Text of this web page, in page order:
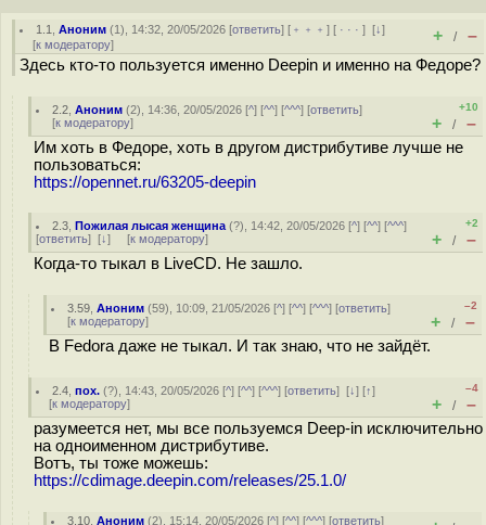
1.1 ,Аноним (1), 14:32, 20/05/2026 [ответить] [ ﹢﹢﹢] [ · · ·][↓]
[к модератору] + / –
Здесь кто-то пользуется именно Deepin и именно на Федоре?
2.2 ,Аноним (2), 14:36, 20/05/2026 [^] [^^] [^^^] [ответить]
[к модератору]
+10
+ / –
Им хоть в Федоре, хоть в другом дистрибутиве лучше не
пользоваться:
https://opennet.ru/63205-deepin
2.3 ,Пожилая лысая женщина (?), 14:42, 20/05/2026 [^] [^^] [^^^]
[ответить] [↓] [к модератору]
+2
+ / –
Когда-то тыкал в LiveCD. Не зашло.
3.59 ,Аноним (59), 10:09, 21/05/2026 [^] [^^] [^^^] [ответить]
[к модератору]
–2
+ / –
В Fedora даже не тыкал. И так знаю, что не зайдёт.
2.4 ,пох. (?), 14:43, 20/05/2026 [^] [^^] [^^^] [ответить][↓] [↑]
[к модератору]
–4
+ / –
разумеется нет, мы все пользуемся Deep-in исключительно
на одноименном дистрибутиве.
Вотъ, ты тоже можешь:
https://cdimage.deepin.com/releases/25.1.0/
3.10 ,Аноним (2), 15:14, 20/05/2026 [^] [^^] [^^^] [ответить]